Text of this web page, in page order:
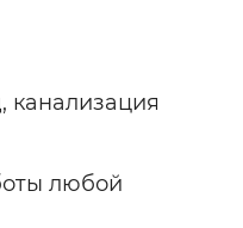
канализация
любой